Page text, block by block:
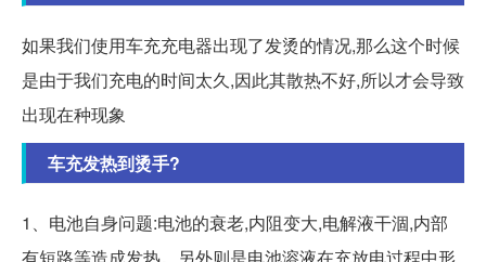
如果我们使用车充充电器出现了发烫的情况,那么这个时候
是由于我们充电的时间太久,因此其散热不好,所以才会导致
出现在种现象
车充发热到烫手?
1、电池自身问题:电池的衰老,内阻变大,电解液干涸,内部